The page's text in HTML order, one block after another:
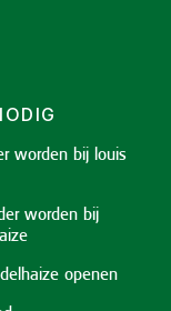
worden bij louis
worden bij
openen